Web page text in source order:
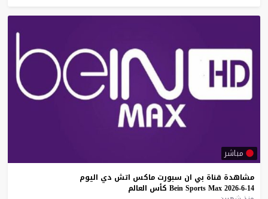
مباشر
مشاهدة قناة بي ان سبورت ماكس اتش دي اليوم
14-6-2026
Bein Sports Max كأس العالم